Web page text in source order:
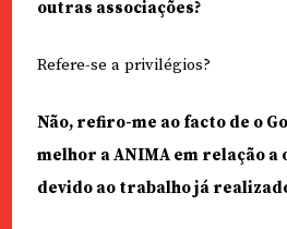
outras associações?
Refere-se a privilégios?
Não, refiro-me ao facto de o
melhor a ANIMA em relação a
devido ao trabalho já